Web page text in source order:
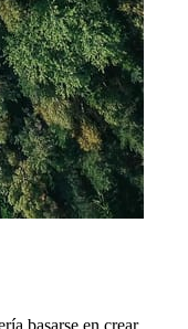
basarse en crear